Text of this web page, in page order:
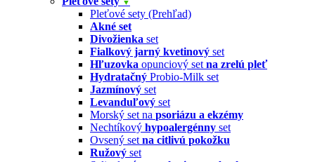
▼
Pleťové sety (Prehľad)
Akné set
Divožienka set
Fialkový jarný kvetinový set
Hľuzovka opunciový set na zrelú pleť
Hydratačný Probio-Milk set
Jazmínový set
Levanduľový set
Morský set na psoriázu a ekzémy
Nechtíkový hypoalergénny set
Ovsený set na citlivú pokožku
Ružový set